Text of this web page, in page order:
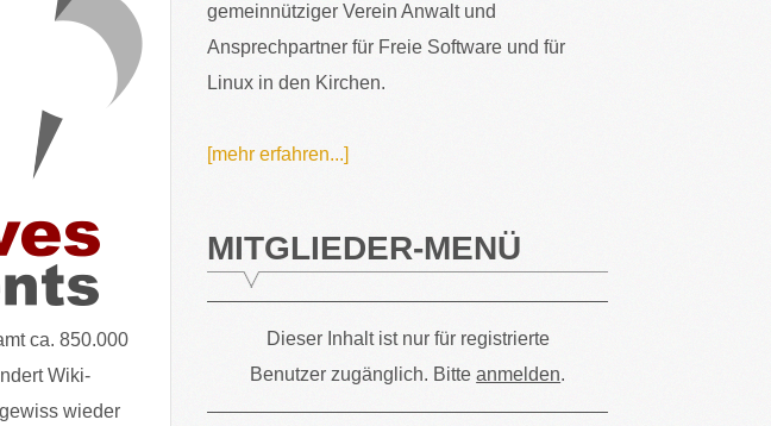
ca. 850.000
Wiki-
wieder
gemeinnütziger Verein Anwalt und
Ansprechpartner für Freie Software und für
Linux in den Kirchen.
[mehr erfahren...]
MITGLIEDER-MENÜ
Dieser Inhalt ist nur für registrierte
Benutzer zugänglich. Bitteanmelden.